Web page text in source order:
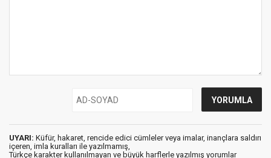
UYARI: Küfür, hakaret, rencide edici cümleler veya imalar, inançlara saldırı
içeren, imla kuralları ile yazılmamış,
Türkçe karakter kullanılmayan ve büyük harflerle yazılmış yorumlar